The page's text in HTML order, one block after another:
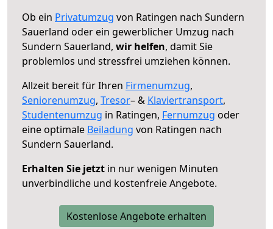
Ob ein Privatumzug von Ratingen nach Sundern
Sauerland oder ein gewerblicher Umzug nach
Sundern Sauerland, wir helfen, damit Sie
problemlos und stressfrei umziehen können.
Allzeit bereit für Ihren Firmenumzug,
Seniorenumzug, Tresor– & Klaviertransport,
Studentenumzug in Ratingen, Fernumzug oder
eine optimale Beiladung von Ratingen nach
Sundern Sauerland.
Erhalten Sie jetzt in nur wenigen Minuten
unverbindliche und kostenfreie Angebote.
Kostenlose Angebote erhalten